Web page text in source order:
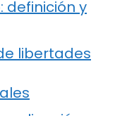
definición y
libertades